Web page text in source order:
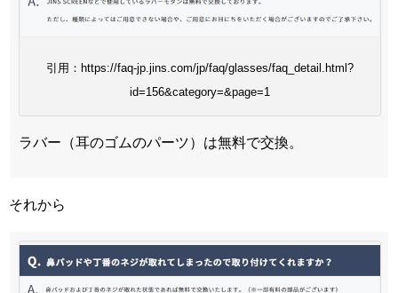
引用：https://faq-jp.jins.com/jp/faq/glasses/faq_detail.html?
id=156&category=&page=1
ラバー（耳のゴムのパーツ）は無料で交換。
それから